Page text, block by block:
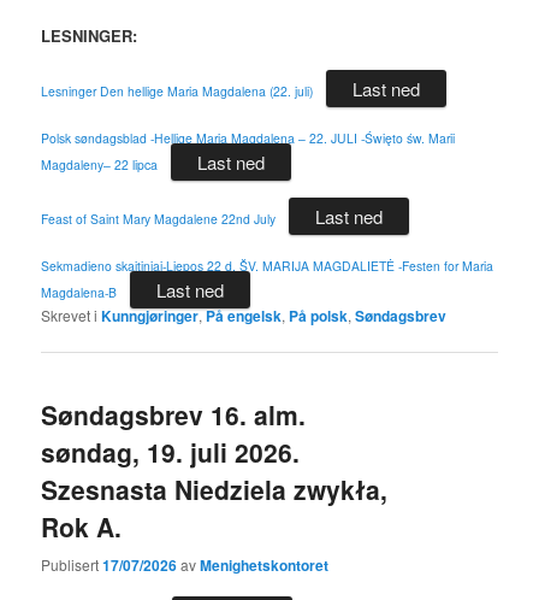
LESNINGER:
Lesninger Den hellige Maria Magdalena (22. juli) Last ned
Polsk søndagsblad -Hellige Maria Magdalena – 22. JULI -Święto św. Marii
Magdaleny– 22 lipca
Last ned
Feast of Saint Mary Magdalene 22nd July Last ned
Sekmadieno skaitiniai-Liepos 22 d. ŠV. MARIJA MAGDALIETĖ -Festen for Maria
Magdalena-B
Last ned
Skrevet i Kunngjøringer,På engelsk, På polsk,Søndagsbrev
Søndagsbrev 16. alm.
søndag, 19. juli 2026.
Szesnasta Niedziela zwykła,
Rok A.
Publisert17/07/2026avMenighetskontoret